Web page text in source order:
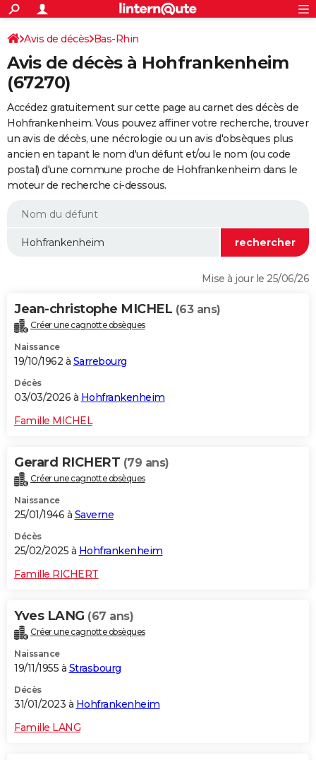
ACTUALITÉS
Politique
Société
Faits Divers
Education
Monde
Villes
+
SPORT
Coupe du monde 2026
Football
Tennis
Cyclisme
Rugby
Forum
FINANCE
Retraite
Impôts
Epargne
Immobilier
Risques naturels par ville
Banque
Assurance
Crédit
Essais
Réserver un essai
Citadines
Berlines
SUV
Forum auto
+
HIGH-TECH
Mobiles
Meilleur smartphone
Internet
Ordinateurs
Jeux vidéo
Guide high-tech
+BRICOLAGE
Forum
Aménagement intérieur
Extérieur
Cuisine
Salle de bains
Jardinage
Rangement
WEEK-END
Guides de France
Escapades
Patrimoine
Expositions
Musées
Week-end nature
LIFESTYLE
Alimentation
Guide de la santé
Maladies
Médicaments
Sommeil
VOYAGE
Destinations
City break
Voyage nature
Voyage de noces
Forum
Climat
+PHOTO
GUIDES D'ACHAT
BONS PLANS
CARTE DE VOEUX
Dictionnaire
Biographies
Citations
Expressions
Proverbes
PROGRAMME TV
COPAINS D'AVANT
S'inscrire
Se connecter
Lycées
Collèges
Primaires
Universités
Entreprises
Service militaire
Avis de recherche
AVIS DE DÉCÈS
Connexion
Avis de décès Bas-Rhin
Avis de décès à Hohfrankenheim
(67270)
Accédez gratuitement sur cette page au carnet des décès de
Hohfrankenheim. Vous pouvez affiner votre recherche, trouver
un avis de décès, une nécrologie ou un avis d'obsèques plus
ancien en tapant le nom d'un défunt et/ou le nom (ou code
postal) d'une commune proche de Hohfrankenheim dans le
moteur de recherche ci-dessous.
Mise à jour le 25/06/26
Jean-christophe MICHEL (63 ans)
Créer une cagnotte obsèques
Naissance
19/10/1962 à Sarrebourg
Décès
03/03/2026 à Hohfrankenheim
Famille MICHEL
Gerard RICHERT (79 ans)
Créer une cagnotte obsèques
Naissance
25/01/1946 à Saverne
Décès
25/02/2025 à Hohfrankenheim
Famille RICHERT
Yves LANG (67 ans)
Créer une cagnotte obsèques
Naissance
19/11/1955 à Strasbourg
Décès
31/01/2023 à Hohfrankenheim
Famille LANG